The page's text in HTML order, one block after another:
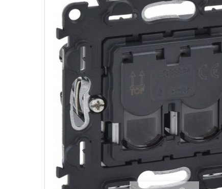
Legrand
Legrand
Legrand
Legrand
Legrand